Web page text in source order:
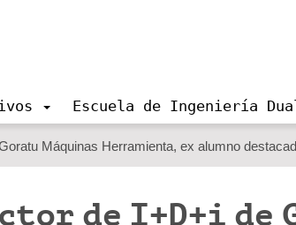
Escuela de Ingeniería
Máquinas Herramienta, ex alumno
de I+D+i de